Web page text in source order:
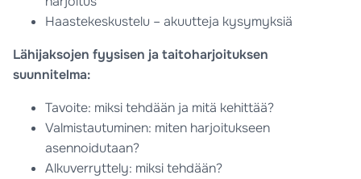
Haastekeskustelu – akuutteja kysymyksiä
Lähijaksojen fyysisen ja taitoharjoituksen
suunnitelma:
Tavoite: miksi tehdään ja mitä kehittää?
Valmistautuminen: miten harjoitukseen
asennoidutaan?
Alkuverryttely: miksi tehdään?